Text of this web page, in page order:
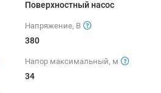
Поверхностный насос
Напряжение, В
380
Напор максимальный, м
34